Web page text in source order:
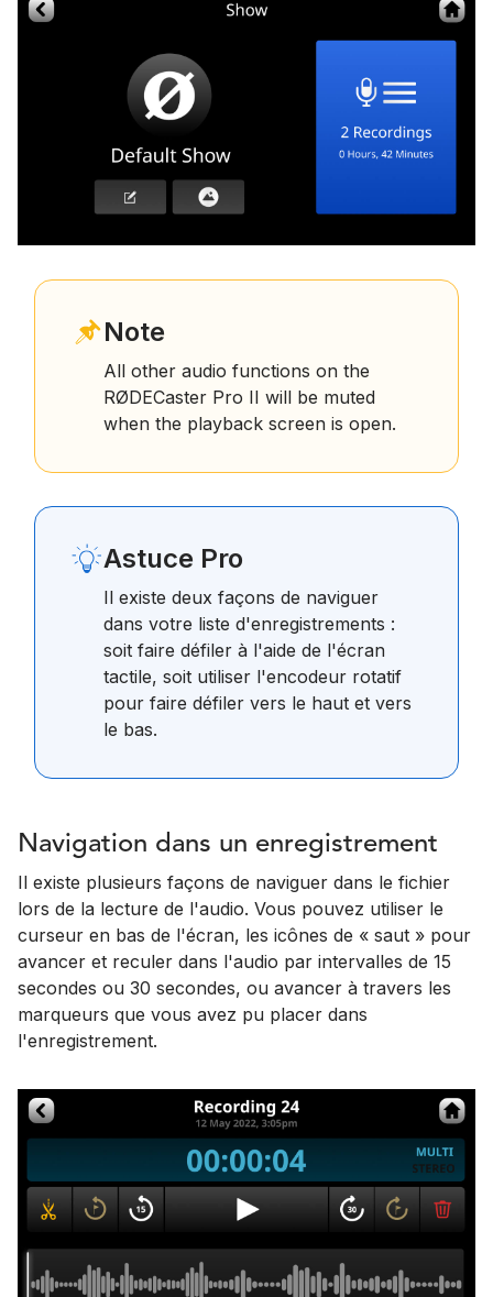
Note
All other audio functions on the
RØDECaster Pro II will be muted
when the playback screen is open.
Astuce Pro
Il existe deux façons de naviguer
dans votre liste d'enregistrements :
soit faire défiler à l'aide de l'écran
tactile, soit utiliser l'encodeur rotatif
pour faire défiler vers le haut et vers
le bas.
Navigation dans un enregistrement
Il existe plusieurs façons de naviguer dans le fichier
lors de la lecture de l'audio. Vous pouvez utiliser le
curseur en bas de l'écran, les icônes de « saut » pour
avancer et reculer dans l'audio par intervalles de 15
secondes ou 30 secondes, ou avancer à travers les
marqueurs que vous avez pu placer dans
l'enregistrement.